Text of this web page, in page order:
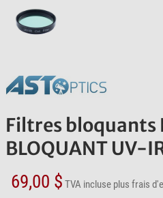
Filtres bloquants
BLOQUANT UV-
69,00 $ TVA incluse plus frais